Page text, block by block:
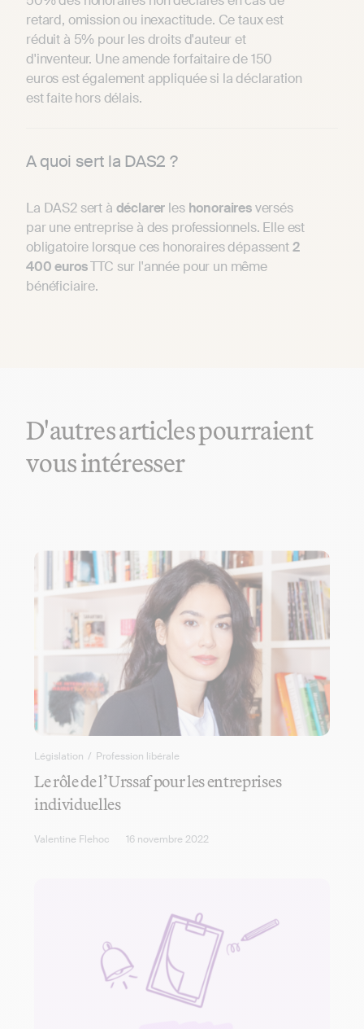
retard, omission ou inexactitude. Ce taux est
réduit à 5% pour les droits d'auteur et
d'inventeur. Une amende forfaitaire de 150
euros est également appliquée si la déclaration
est faite hors délais.
A quoi sert la DAS2 ?
La DAS2 sert à déclarer les honorairesversés
par une entreprise à des professionnels. Elle est
obligatoire lorsque ces honoraires dépassent2
400 eurosTTC sur l'année pour un même
bénéficiaire.
D'autres articles pourraient
vous intéresser
Législation / Profession libérale
Le rôle de l’Urssaf pour les entreprises
individuelles
Valentine Flehoc 16 novembre 2022